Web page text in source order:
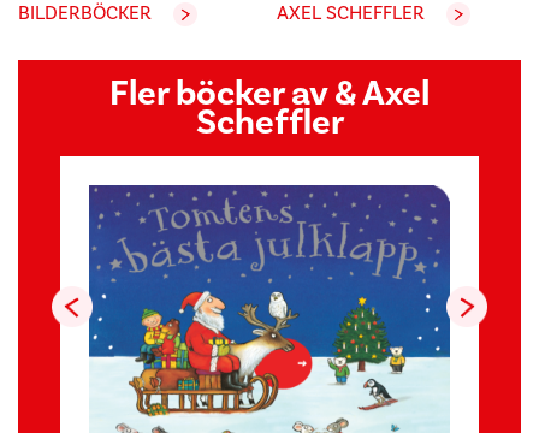
BILDERBÖCKER AXEL SCHEFFLER
Fler böcker av & Axel
Scheffler